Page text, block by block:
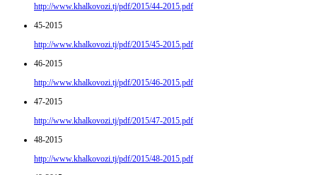
http://www.khalkovozi.tj/pdf/2015/44-2015.pdf
45-2015
http://www.khalkovozi.tj/pdf/2015/45-2015.pdf
46-2015
http://www.khalkovozi.tj/pdf/2015/46-2015.pdf
47-2015
http://www.khalkovozi.tj/pdf/2015/47-2015.pdf
48-2015
http://www.khalkovozi.tj/pdf/2015/48-2015.pdf